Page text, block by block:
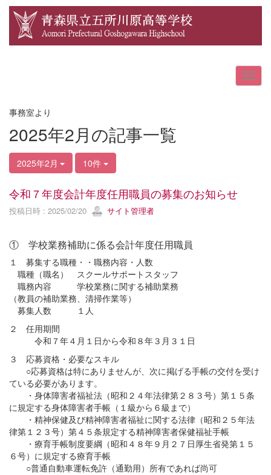
事務室より
2025年2月の記事一覧
2025年2月 10件
令和７年度会計年度任用職員の募集のお知らせ
投稿日時 : 2025/02/20 サイト管理者
① 学校業務補助に係る会計年度任用職員
１ 募集する職種・・職務内容・人数
職種（職名） スクールサポートスタッフ
職務内容 学校業務に関する補助業務
（教員の補助業務、清掃作業等）
募集人数 １人
２ 任用期間
令和７年４月１日から令和８年３月３１日
３ 応募資格・必要なスキル
○応募資格は特にありませんが、次に掲げる手帳の交付を受け
ている必要があります。
・身体障害者福祉法（昭和２４年法律第２８３号）第１５条
に規定する身体障害者手帳（１級から６級まで）
・精神保健及び精神障害者福祉に関する法律（昭和２５年法
律第１２３号）第４５条規定する精神障害者保健福祉手帳
・療育手帳制度要綱（昭和４８年９月２７日厚生省発第１５
６号）に規定する療育手帳
○普通自動車運転免許（通勤用）所有であれば尚可